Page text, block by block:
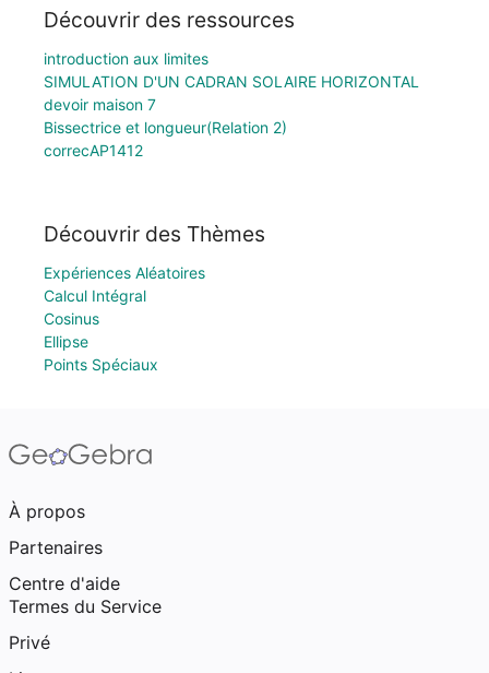
Découvrir des ressources
introduction aux limites
SIMULATION D'UN CADRAN SOLAIRE HORIZONTAL
devoir maison 7
Bissectrice et longueur(Relation 2)
correcAP1412
Découvrir des Thèmes
Expériences Aléatoires
Calcul Intégral
Cosinus
Ellipse
Points Spéciaux
À propos
Partenaires
Centre d'aide
Termes du Service
Privé